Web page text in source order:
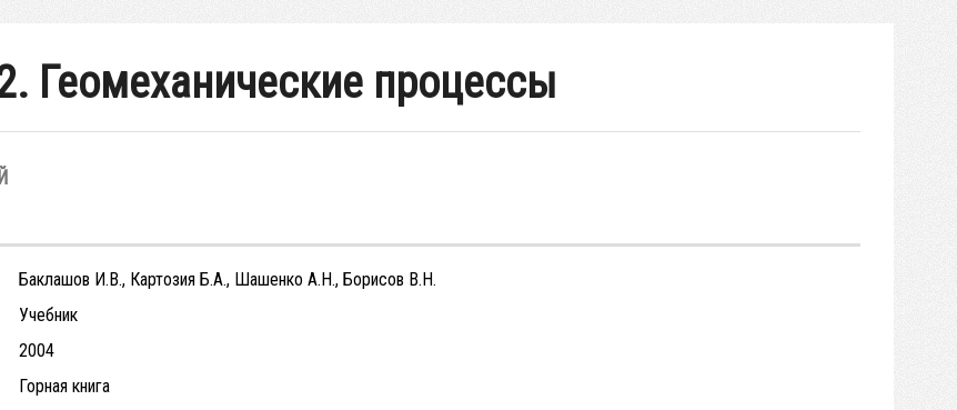
Геомеханические процессы
Баклашов И.В., Картозия Б.А., Шашенко А.Н., Борисов В.Н.
Учебник
2004
Горная книга